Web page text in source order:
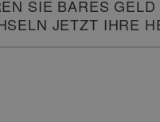
SIE BARES GELD
JETZT IHRE